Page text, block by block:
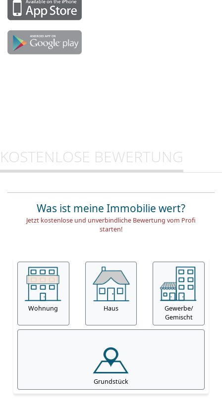
KOSTENLOSE BEWERTUNG